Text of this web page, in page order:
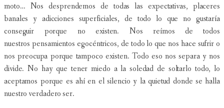
moto… Nos desprendemos de todas las expectativas, placeres
banales y adicciones superficiales, de todo lo que no gustaría
conseguir porque no existen. Nos reímos de todos
nuestros pensamientos egocéntricos, de todo lo que nos hace sufrir o
nos preocupa porque tampoco existen. Todo eso nos separa y nos
divide. No hay que tener miedo a la soledad de soltarlo todo, lo
aceptamos porque es ahí en el silencio y la quietud donde se halla
nuestro verdadero ser.